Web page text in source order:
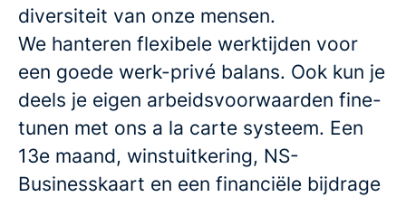
diversiteit van onze mensen.
We hanteren flexibele werktijden voor
een goede werk-privé balans. Ook kun je
deels je eigen arbeidsvoorwaarden fine-
tunen met ons a la carte systeem. Een
13e maand, winstuitkering, NS-
Businesskaart en een financiële bijdrage